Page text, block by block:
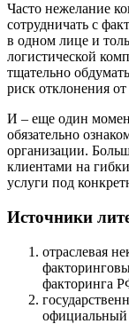
Часто нежелание
сотрудничать с
в одном лице и
логистической
тщательно
риск отклонения
И – еще один
обязательно
организации.
клиентами на
услуги под
Источники
отраслевая
факторинга
официальный